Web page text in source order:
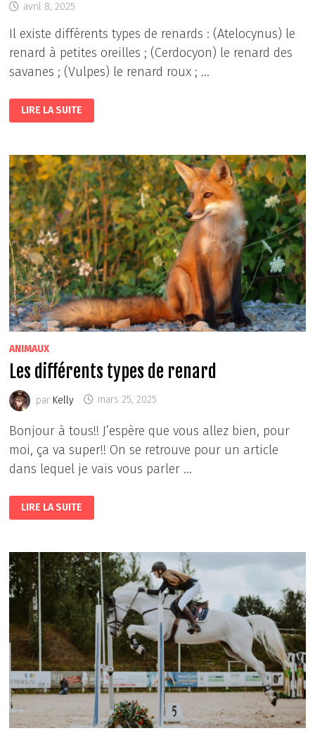
avril 8, 2025
Il existe différents types de renards : (Atelocynus) le
renard à petites oreilles ; (Cerdocyon) le renard des
savanes ; (Vulpes) le renard roux ; …
LE
RENARD
LIRE LA SUITE
ANIMAUX
Les différents types de renard
par Kelly mars 25, 2025
Bonjour à tous!! J’espère que vous allez bien, pour
moi, ça va super!! On se retrouve pour un article
dans lequel je vais vous parler …
LES
DIFFÉRENTS
TYPES
LIRE LA SUITE